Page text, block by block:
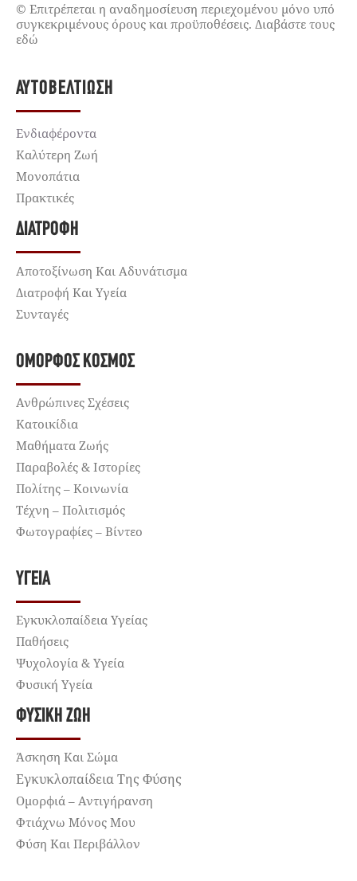
© Επιτρέπεται η αναδημοσίευση περιεχομένου μόνο υπό
συγκεκριμένους όρους και προϋποθέσεις. Διαβάστε τους
εδώ
ΑΥΤΟΒΕΛΤΊΩΣΗ
Ενδιαφέροντα
Καλύτερη Ζωή
Μονοπάτια
Πρακτικές
ΔΙΑΤΡΟΦΉ
Αποτοξίνωση Και Αδυνάτισμα
Διατροφή Και Υγεία
Συνταγές
ΌΜΟΡΦΟΣ ΚΌΣΜΟΣ
Ανθρώπινες Σχέσεις
Κατοικίδια
Μαθήματα Ζωής
Παραβολές & Ιστορίες
Πολίτης – Κοινωνία
Τέχνη – Πολιτισμός
Φωτογραφίες – Βίντεο
ΥΓΕΊΑ
Εγκυκλοπαίδεια Υγείας
Παθήσεις
Ψυχολογία & Υγεία
Φυσική Υγεία
ΦΥΣΙΚΉ ΖΩΉ
Άσκηση Και Σώμα
Εγκυκλοπαίδεια Της Φύσης
Ομορφιά – Αντιγήρανση
Φτιάχνω Μόνος Μου
Φύση Και Περιβάλλον